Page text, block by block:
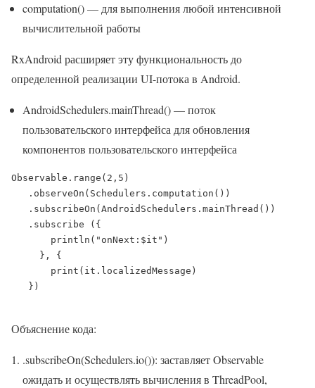
computation() — для выполнения любой интенсивной
вычислительной работы
RxAndroid расширяет эту функциональность до
определенной реализации UI-потока в Android.
AndroidSchedulers.mainThread() — поток
пользовательского интерфейса для обновления
компонентов пользовательского интерфейса
Observable.range(2,5)
Объяснение кода:
.subscribeOn(Schedulers.io()): заставляет Observable
ожидать и осуществлять вычисления в ThreadPool,